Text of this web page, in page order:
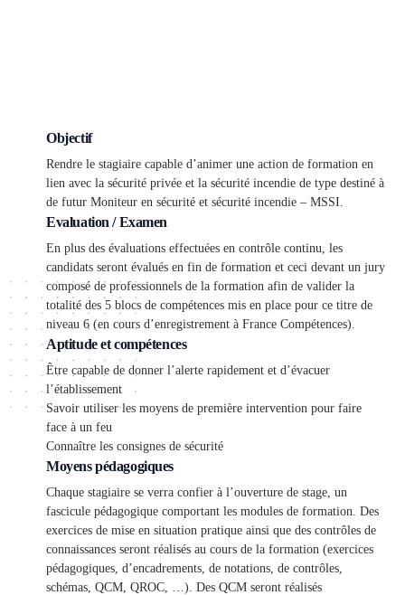
Objectif
Rendre le stagiaire capable d’animer une action de formation en
lien avec la sécurité privée et la sécurité incendie de type destiné à
de futur Moniteur en sécurité et sécurité incendie – MSSI.
Evaluation / Examen
En plus des évaluations effectuées en contrôle continu, les
candidats seront évalués en fin de formation et ceci devant un jury
composé de professionnels de la formation afin de valider la
totalité des 5 blocs de compétences mis en place pour ce titre de
niveau 6 (en cours d’enregistrement à France Compétences).
Aptitude et compétences
Être capable de donner l’alerte rapidement et d’évacuer
l’établissement
Savoir utiliser les moyens de première intervention pour faire
face à un feu
Connaître les consignes de sécurité
Moyens pédagogiques
Chaque stagiaire se verra confier à l’ouverture de stage, un
fascicule pédagogique comportant les modules de formation. Des
exercices de mise en situation pratique ainsi que des contrôles de
connaissances seront réalisés au cours de la formation (exercices
pédagogiques, d’encadrements, de notations, de contrôles,
schémas, QCM, QROC, …). Des QCM seront réalisés